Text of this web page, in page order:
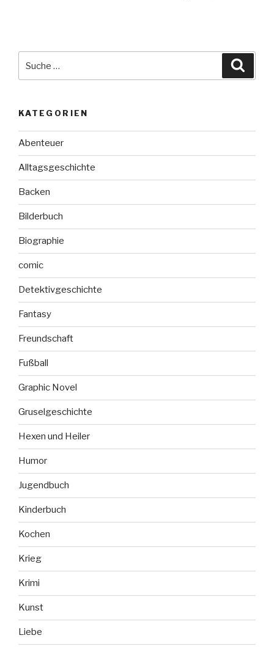
nach:
KATEGORIEN
Abenteuer
Alltagsgeschichte
Backen
Bilderbuch
Biographie
comic
Detektivgeschichte
Fantasy
Freundschaft
Fußball
Graphic Novel
Gruselgeschichte
Hexen und Heiler
Humor
Jugendbuch
Kinderbuch
Kochen
Krieg
Krimi
Kunst
Liebe